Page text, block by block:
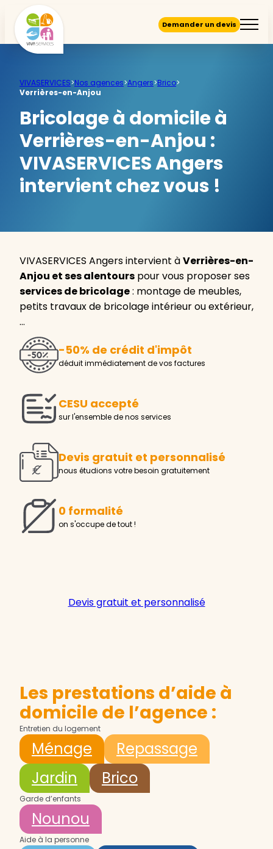
Demander un devis
VIVASERVICES>Nos agences>Angers>Brico>
Verrières-en-Anjou
Bricolage à domicile à
Verrières-en-Anjou :
VIVASERVICES Angers
intervient chez vous !
VIVASERVICES Angers intervient àVerrières-en-
Anjou et ses alentours pour vous proposer ses
services de bricolage: montage de meubles,
petits travaux de bricolage intérieur ou extérieur,
…
-50% de crédit d'impôt
déduit immédiatement de vos factures
CESU accepté
sur l'ensemble de nos services
Devis gratuit et personnalisé
nous étudions votre besoin gratuitement
0 formalité
on s'occupe de tout !
Devis gratuit et personnalisé
Les prestations d’aide à
domicile de l’agence :
Entretien du logement
Ménage
Repassage
Jardin
Brico
Garde d’enfants
Nounou
Aide à la personne